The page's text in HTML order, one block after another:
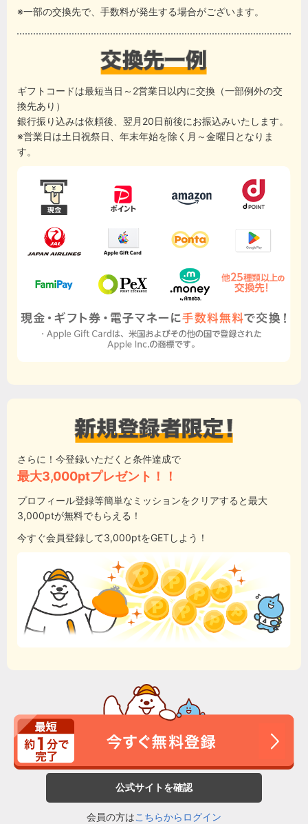
※一部の交換先で、手数料が発生する場合がございます。
ギフトコードは最短当日～2営業日以内に交換（一部例外の交
換先あり）
銀行振り込みは依頼後、翌月20日前後にお振込みいたします。
※営業日は土日祝祭日、年末年始を除く月～金曜日となりま
す。
さらに！今登録いただくと条件達成で
最大3,000ptプレゼント！！
プロフィール登録等簡単なミッションをクリアすると最大
3,000ptが無料でもらえる！
今すぐ会員登録して3,000ptをGETしよう！
公式サイトを確認
会員の方はこちらからログイン